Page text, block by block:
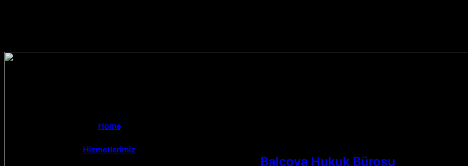
Home
Hizmetlerimiz
Balçova Hukuk Bürosu